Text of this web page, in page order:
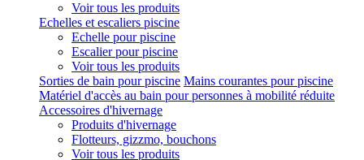
Voir tous les produits
Echelles et escaliers piscine
Echelle pour piscine
Escalier pour piscine
Voir tous les produits
Sorties de bain pour piscine Mains courantes pour piscine
Matériel d'accès au bain pour personnes à mobilité réduite
Accessoires d'hivernage
Produits d'hivernage
Flotteurs, gizzmo, bouchons
Voir tous les produits